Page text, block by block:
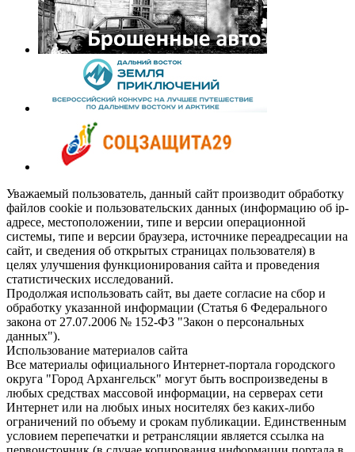
Уважаемый пользователь, данный сайт производит обработку
файлов cookie и пользовательских данных (информацию об ip-
адресе, местоположении, типе и версии операционной
системы, типе и версии браузера, источнике переадресации на
сайт, и сведения об открытых страницах пользователя) в
целях улучшения функционирования сайта и проведения
статистических исследований.
Продолжая использовать сайт, вы даете согласие на сбор и
обработку указанной информации (Статья 6 Федерального
закона от 27.07.2006 № 152-ФЗ "Закон о персональных
данных").
Использование материалов сайта
Все материалы официального Интернет-портала городского
округа "Город Архангельск" могут быть воспроизведены в
любых средствах массовой информации, на серверах сети
Интернет или на любых иных носителях без каких-либо
ограничений по объему и срокам публикации. Единственным
условием перепечатки и ретрансляции является ссылка на